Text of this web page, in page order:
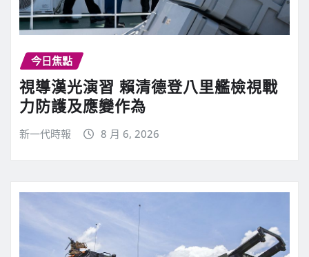
今日焦點
視導漢光演習 賴清德登八里艦檢視戰
力防護及應變作為
新一代時報 8 月 6, 2026